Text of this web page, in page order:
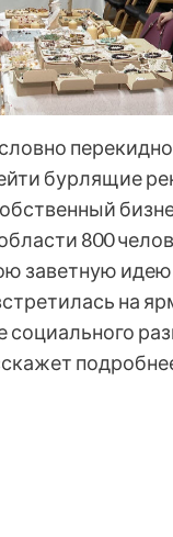
бурлящие
800
заветную
на
социального